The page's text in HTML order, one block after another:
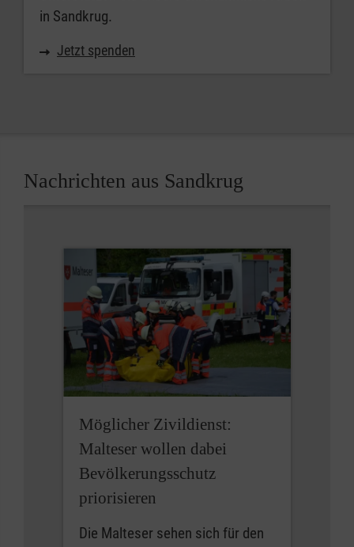
in Sandkrug.
Jetzt spenden
Nachrichten aus Sandkrug
Möglicher Zivildienst:
Malteser wollen dabei
Bevölkerungsschutz
priorisieren
Die Malteser sehen sich für den